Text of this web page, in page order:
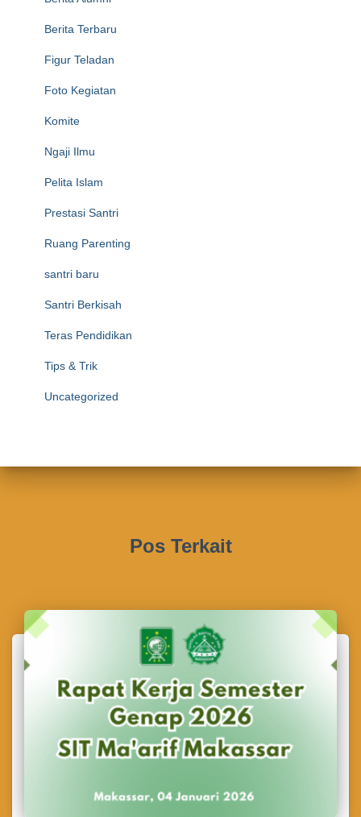
Berita Terbaru
Figur Teladan
Foto Kegiatan
Komite
Ngaji Ilmu
Pelita Islam
Prestasi Santri
Ruang Parenting
santri baru
Santri Berkisah
Teras Pendidikan
Tips & Trik
Uncategorized
Pos Terkait